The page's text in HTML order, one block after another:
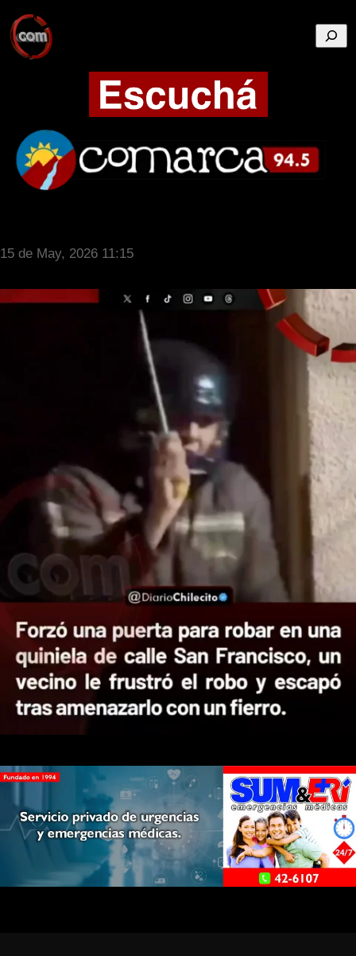
15 de May, 2026 11:15